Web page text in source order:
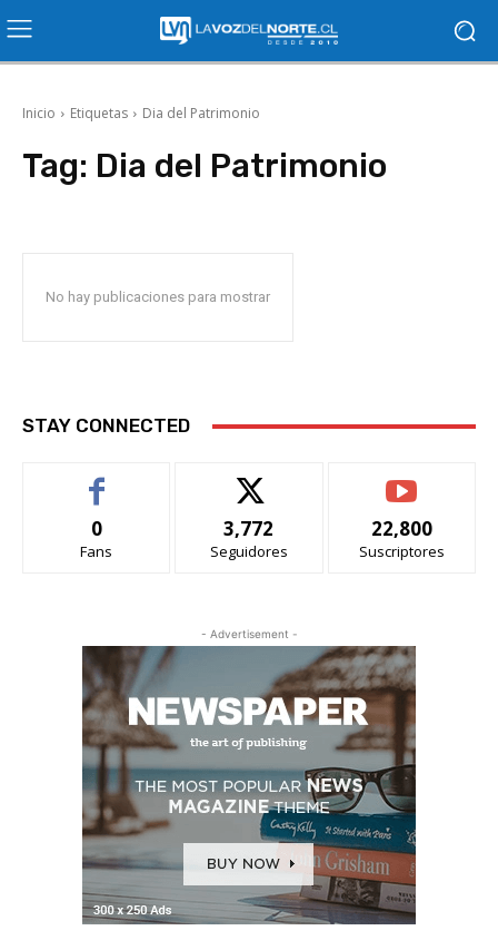
Inicio Etiquetas Dia del Patrimonio
Tag: Dia del Patrimonio
No hay publicaciones para mostrar
STAY CONNECTED
0
Fans
3,772
Seguidores
22,800
Suscriptores
- Advertisement -